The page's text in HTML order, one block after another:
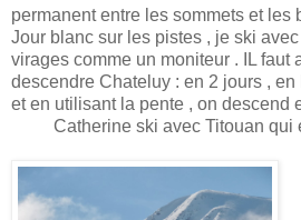
permanent entre les sommets et les
Jour blanc sur les pistes , je ski
virages comme un moniteur . IL faut
descendre Chateluy : en 2 jours ,
et en utilisant la pente , on descend
Catherine ski avec Titouan qui